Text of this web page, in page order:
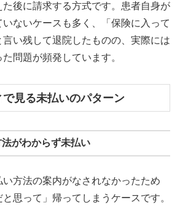
後に請求する方式です。患者自身が
ないケースも多く、「保険に入って
い残して退院したものの、実際には
問題が頻発しています。
見る未払いのパターン
がわからず未払い
方法の案内がなされなかったため
思って」帰ってしまうケースです。